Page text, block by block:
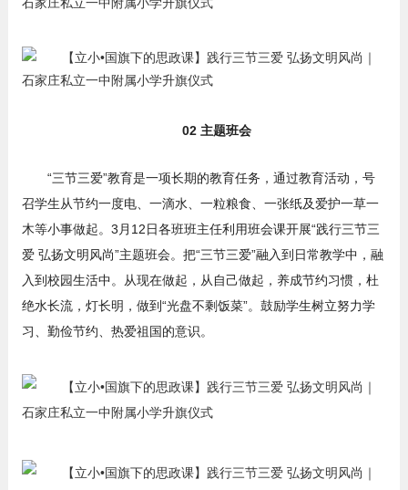
02 主题班会
“三节三爱”教育是一项长期的教育任务，通过教育活动，号
召学生从节约一度电、一滴水、一粒粮食、一张纸及爱护一草一
木等小事做起。3月12日各班班主任利用班会课开展“践行三节三
爱 弘扬文明风尚”主题班会。把“三节三爱”融入到日常教学中，融
入到校园生活中。从现在做起，从自己做起，养成节约习惯，杜
绝水长流，灯长明，做到“光盘不剩饭菜”。鼓励学生树立努力学
习、勤俭节约、热爱祖国的意识。